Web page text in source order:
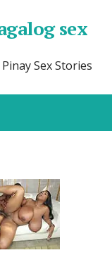
sex
Sex Stories